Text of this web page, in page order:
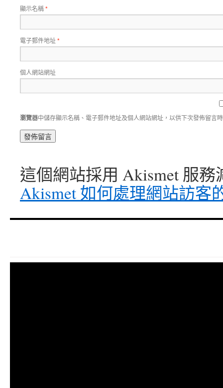
顯示名稱*
電子郵件地址*
個人網站網址
瀏覽器中儲存顯示名稱、電子郵件地址及個人網站網址，以供下次發佈留言
這個網站採用 Akismet 服
Akismet 如何處理網站訪客